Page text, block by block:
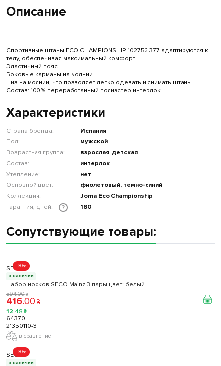
Описание
Спортивные штаны ECO CHAMPIONSHIP 102752.377 адаптируются к
телу, обеспечивая максимальный комфорт.
Эластичный пояс.
Боковые карманы на молнии.
Низ на молнии, что позволяет легко одевать и снимать штаны.
Состав: 100% переработанный полиэстер интерлок.
Характеристики
Страна бренда:
Испания
Пол:
мужской
Возрастная группа:
взрослая, детская
Состав:
интерлок
Утепление:
нет
Основной цвет:
фиолетовый, темно-синий
Коллекция:
Joma Eco Championship
Гарантия, дней:
? 180
Сопутствующие товары:
-30%
SECO
в наличии
Набор носков SECO Mainz 3 пары цвет: белый
594.00 ₴
416.00 ₴
12.48 ₴
64370
21350110-3
в сравнение
-30%
SECO
в наличии